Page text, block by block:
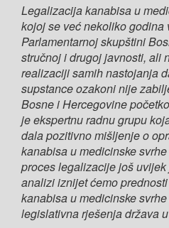
Legalizacija kanabisa u
kojoj se već nekoliko godina
Parlamentarnoj skupštini
stručnoj i drugoj javnosti, ali
realizaciji samih nastojanja
supstance ozakoni nije
Bosne i Hercegovine
je ekspertnu radnu grupu
dala pozitivno mišljenje o
kanabisa u medicinske
proces legalizacije još
analizi iznijet ćemo
kanabisa u medicinske
legislativna rješenja država